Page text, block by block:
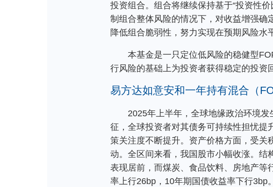
投资组合。组合将继续保持基于“投资性
制组合整体风险的情况下，对收益增强确
降低组合脆弱性，努力实现在预期风险水
本基金是一只定位低风险的稳健型
行风险的基础上为投资者获得稳定的投资
易方达如意安和一年持有混合（
2025年上半年，全球地缘政治环境
征，全球投资者对其债务可持续性担忧提
策关注度不断提升。资产价格方面，受关
动。全区间来看，我国股市小幅收涨。结
表现居前，而煤炭、食品饮料、房地产等
率上行26bp，10年期国债收益率下行3bp